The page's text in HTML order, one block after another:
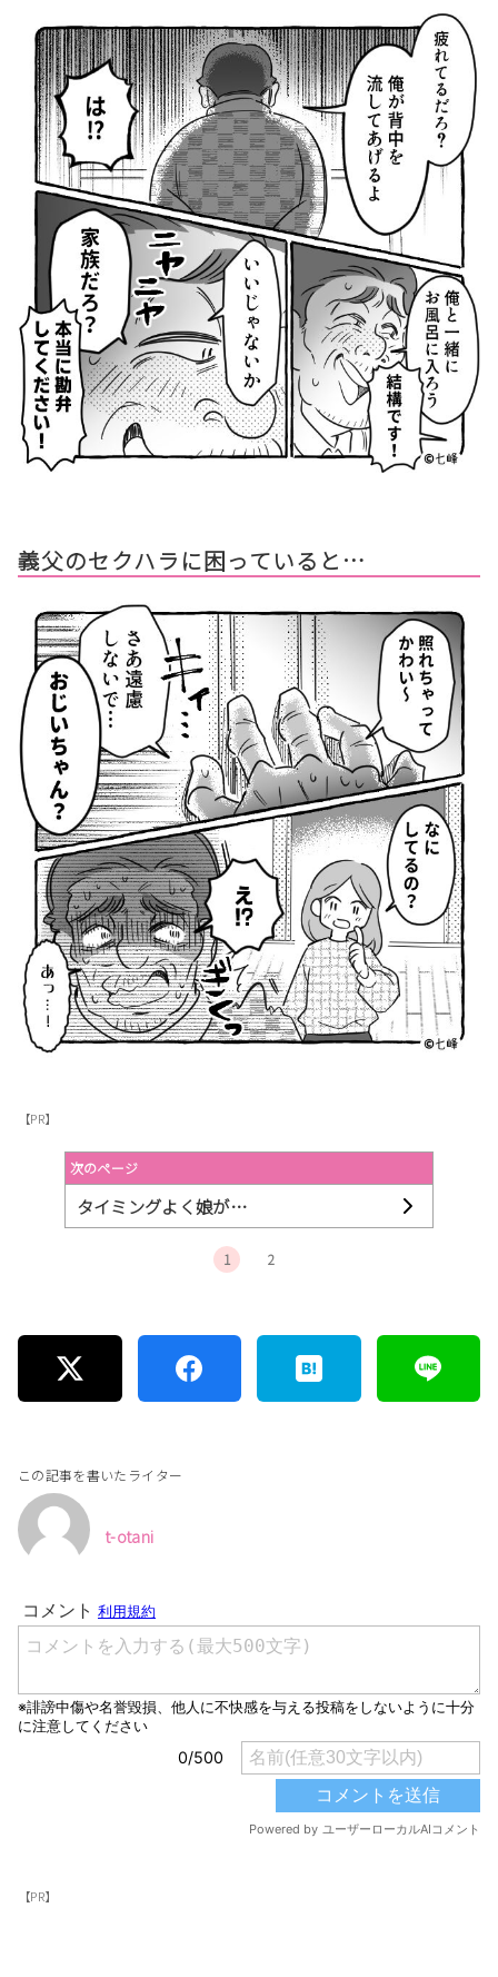
義父のセクハラに困っていると…
【PR】
次のページ
タイミングよく娘が…
1 2
この記事を書いたライター
t-otani
【PR】